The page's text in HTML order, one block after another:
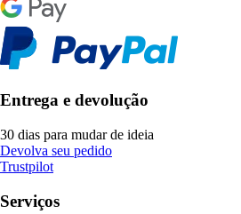
Entrega e devolução
30 dias para mudar de ideia
Devolva seu pedido
Trustpilot
Serviços